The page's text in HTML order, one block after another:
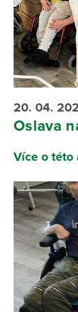
20. 04.
Oslava
Více o této